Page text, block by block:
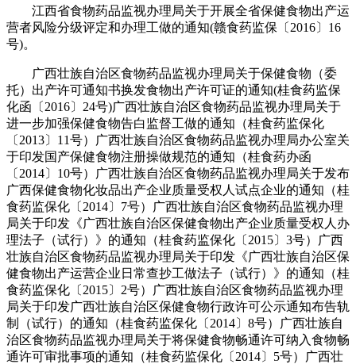
江西省食物药品监视办理局关于开展全省保健食物出产运
营者风险分级评定和办理工做的通知(赣食药监保〔2016〕16
号)。
广西壮族自治区食物药品监视办理局关于保健食物（委
托）出产许可通知书换发食物出产许可证的通知(桂食药监保
化函〔2016〕24号)广西壮族自治区食物药品监视办理局关于
进一步加强保健食物告白监督工做的通知（桂食药监保化
〔2013〕11号）广西壮族自治区食物药品监视办理局办公室关
于印发国产保健食物注册操做规范的通知（桂食药办函
〔2014〕10号）广西壮族自治区食物药品监视办理局关于发布
广西保健食物化妆品出产企业质量受权人试点企业的通知（桂
食药监保化〔2014〕7号）广西壮族自治区食物药品监视办理
局关于印发《广西壮族自治区保健食物出产企业质量受权人办
理法子（试行）》的通知（桂食药监保化〔2015〕3号）广西
壮族自治区食物药品监视办理局关于印发《广西壮族自治区保
健食物出产运营企业日常查抄工做法子（试行）》的通知（桂
食药监保化〔2015〕2号）广西壮族自治区食物药品监视办理
局关于印发广西壮族自治区保健食物行政许可公示通知布告轨
制（试行）的通知（桂食药监保化〔2014〕8号）广西壮族自
治区食物药品监视办理局关于将保健食物畅通许可纳入食物畅
通许可审批事项的通知（桂食药监保化〔2014〕5号）广西壮